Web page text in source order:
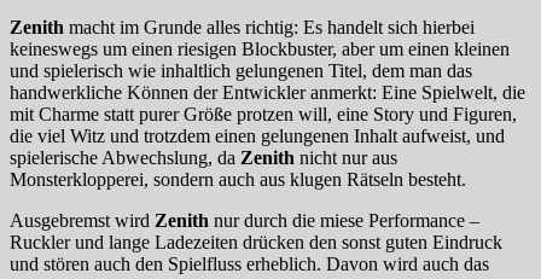
Zenith macht im Grunde alles richtig: Es handelt sich hierbei
keineswegs um einen riesigen Blockbuster, aber um einen kleinen
und spielerisch wie inhaltlich gelungenen Titel, dem man das
handwerkliche Können der Entwickler anmerkt: Eine Spielwelt, die
mit Charme statt purer Größe protzen will, eine Story und Figuren,
die viel Witz und trotzdem einen gelungenen Inhalt aufweist, und
spielerische Abwechslung, da Zenith nicht nur aus
Monsterklopperei, sondern auch aus klugen Rätseln besteht.
Ausgebremst wird Zenith nur durch die miese Performance –
Ruckler und lange Ladezeiten drücken den sonst guten Eindruck
und stören auch den Spielfluss erheblich. Davon wird auch das